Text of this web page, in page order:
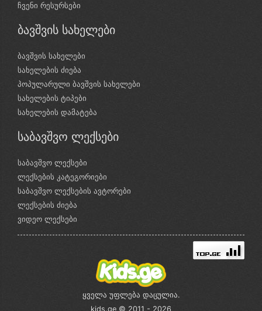
ჩვენი რესურსები
ბავშვის სახელები
ბავშვის სახელები
სახელების ძიება
პოპულარული ბავშვის სახელები
სახელების ტიპები
სახელების დამატება
საბავშვო ლექსები
საბავშვო ლექსები
ლექსების კატეგორიები
საბავშვო ლექსების ავტორები
ლექსების ძიება
ვიდეო ლექსები
ყველა უფლება დაცულია.
kids.ge © 2011 - 2026